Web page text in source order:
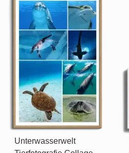
Unterwasserwelt